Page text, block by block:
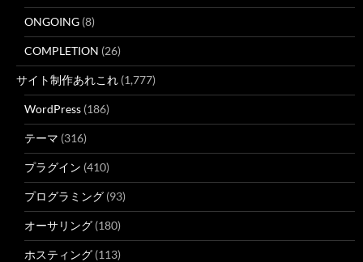
ONGOING (8)
COMPLETION (26)
サイト制作あれこれ (1,777)
WordPress (186)
テーマ (316)
プラグイン (410)
プログラミング (93)
オーサリング (180)
ホスティング (113)